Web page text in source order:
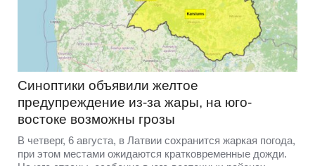
Синоптики объявили желтое
предупреждение из-за жары, на юго-
востоке возможны грозы
В четверг, 6 августа, в Латвии сохранится жаркая погода,
при этом местами ожидаются кратковременные дожди.